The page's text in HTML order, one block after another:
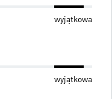
wyjątkowa
wyjątkowa